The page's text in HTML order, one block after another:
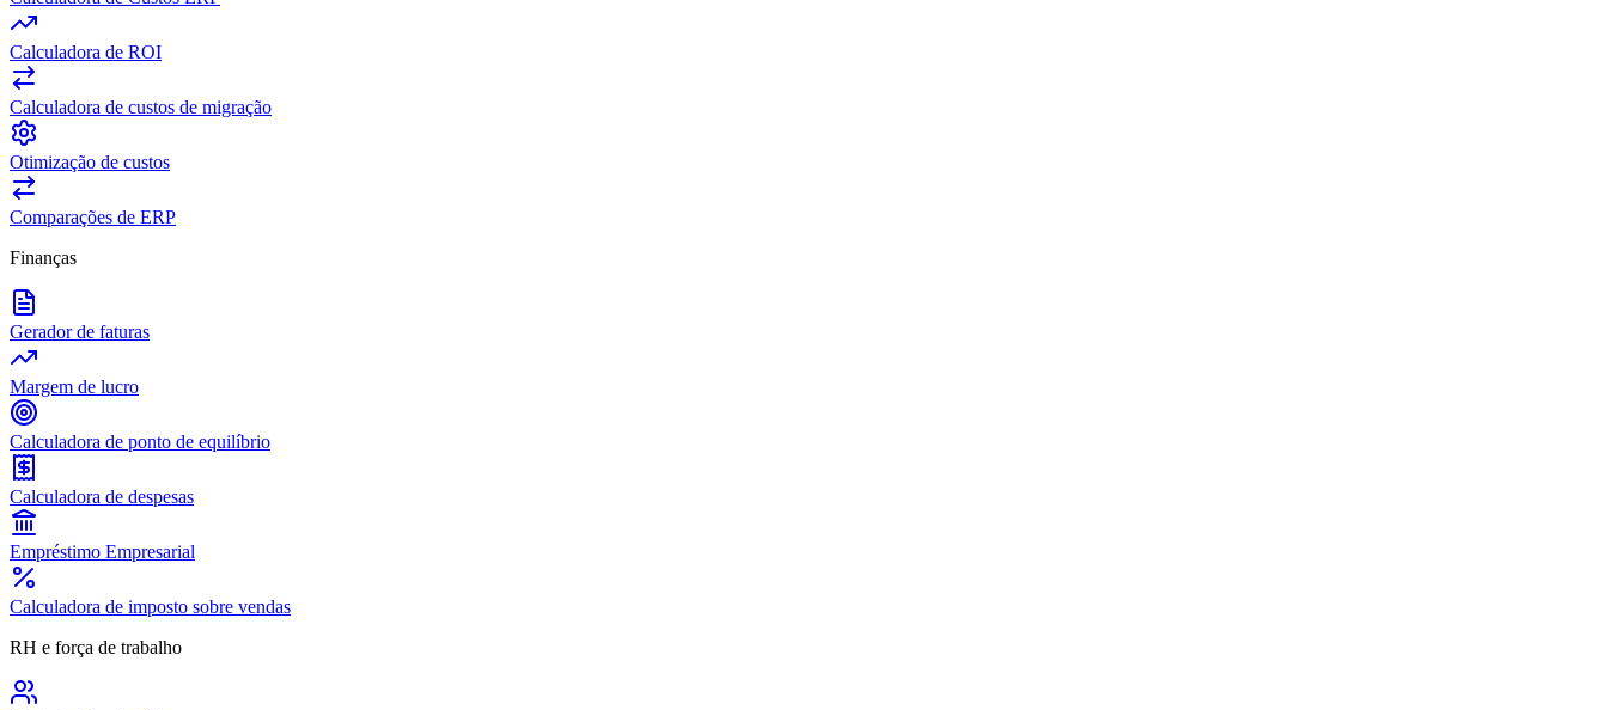
Calculadora de ROI
Calculadora de custos de migração
Otimização de custos
Comparações de ERP
Finanças
Gerador de faturas
Margem de lucro
Calculadora de ponto de equilíbrio
Calculadora de despesas
Empréstimo Empresarial
Calculadora de imposto sobre vendas
RH e força de trabalho